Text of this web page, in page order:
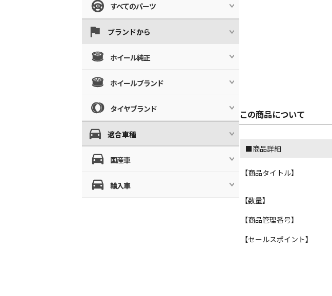
この商品について
■商品詳細
【商品タイトル】
【数量】
【商品管理番号】
【セールスポイント】
すべてのパーツ
ブランドから
ホイール純正
ホイールブランド
タイヤブランド
適合車種
国産車
輸入車